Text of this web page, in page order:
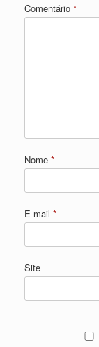
Comentário *
Nome *
E-mail *
Site